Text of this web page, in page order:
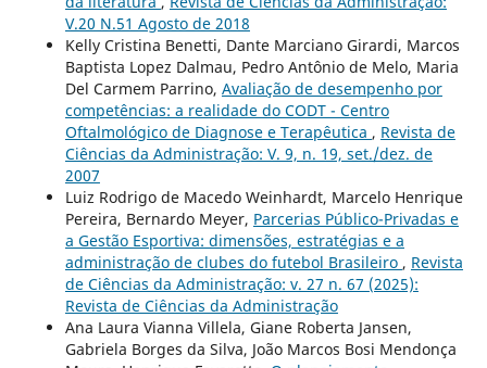
V.20 N.51 Agosto de 2018
Kelly Cristina Benetti, Dante Marciano Girardi, Marcos
Baptista Lopez Dalmau, Pedro Antônio de Melo, Maria
Del Carmem Parrino, Avaliação de desempenho por
competências: a realidade do CODT - Centro
Oftalmológico de Diagnose e Terapêutica , Revista de
Ciências da Administração: V. 9, n. 19, set./dez. de
2007
Luiz Rodrigo de Macedo Weinhardt, Marcelo Henrique
Pereira, Bernardo Meyer, Parcerias Público-Privadas e
a Gestão Esportiva: dimensões, estratégias e a
administração de clubes do futebol Brasileiro , Revista
de Ciências da Administração: v. 27 n. 67 (2025):
Revista de Ciências da Administração
Ana Laura Vianna Villela, Giane Roberta Jansen,
Gabriela Borges da Silva, João Marcos Bosi Mendonça